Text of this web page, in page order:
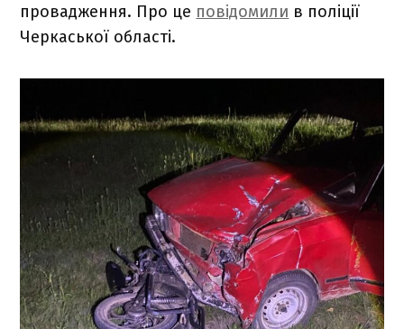
провадження. Про це повідомили в поліції
Черкаської області.